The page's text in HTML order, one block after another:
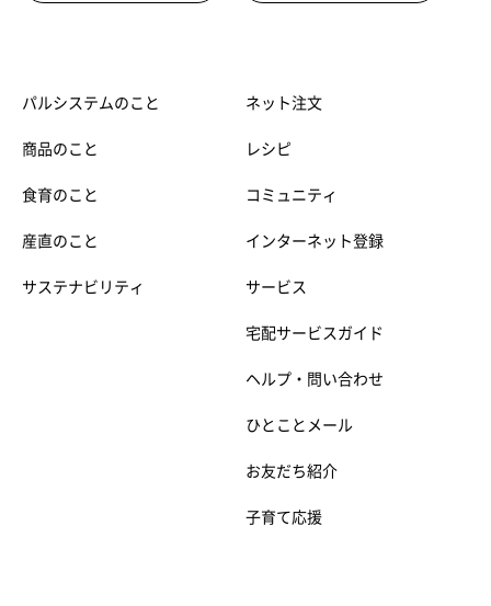
パルシステムのこと
商品のこと
食育のこと
産直のこと
サステナビリティ
ネット注文
レシピ
コミュニティ
インターネット登録
サービス
宅配サービスガイド
ヘルプ・問い合わせ
ひとことメール
お友だち紹介
子育て応援